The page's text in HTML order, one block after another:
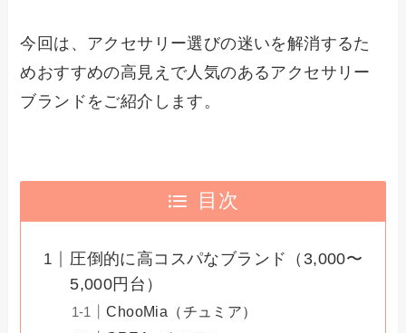
今回は、アクセサリー選びの迷いを解消するた
めおすすめの高見えで人気のあるアクセサリー
ブランドをご紹介します。
目次
圧倒的に高コスパなブランド（3,000〜
5,000円台）
ChooMia（チュミア）